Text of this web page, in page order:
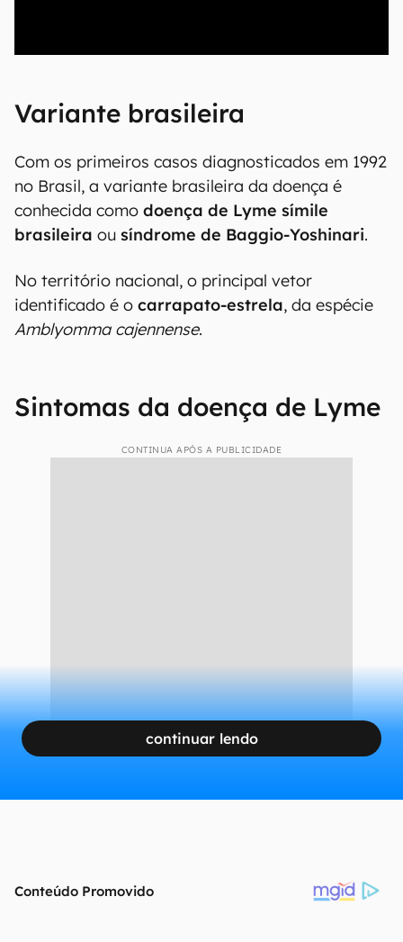
Variante brasileira
Com os primeiros casos diagnosticados em 1992
no Brasil, a variante brasileira da doença é
conhecida como doença de Lyme símile
brasileira ou síndrome de Baggio-Yoshinari.
No território nacional, o principal vetor
identificado é o carrapato-estrela, da espécie
Amblyomma cajennense.
Sintomas da doença de Lyme
CONTINUA APÓS A PUBLICIDADE
continuar lendo